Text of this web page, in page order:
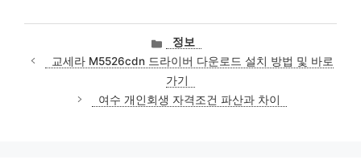
카
테
고
리
정보
교세라 M5526cdn 드라이버 다운로드 설치 방법 및 바로
가기
여수 개인회생 자격조건 파산과 차이